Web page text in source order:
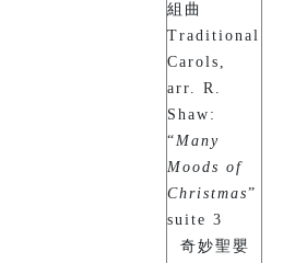
組曲
Traditional
Carols,
arr. R.
Shaw:
“Many
Moods of
Christmas”
suite 3
奇妙聖嬰